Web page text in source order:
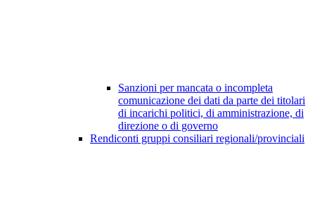
Sanzioni per mancata o incompleta
comunicazione dei dati da parte dei titolari
di incarichi politici, di amministrazione, di
direzione o di governo
Rendiconti gruppi consiliari regionali/provinciali